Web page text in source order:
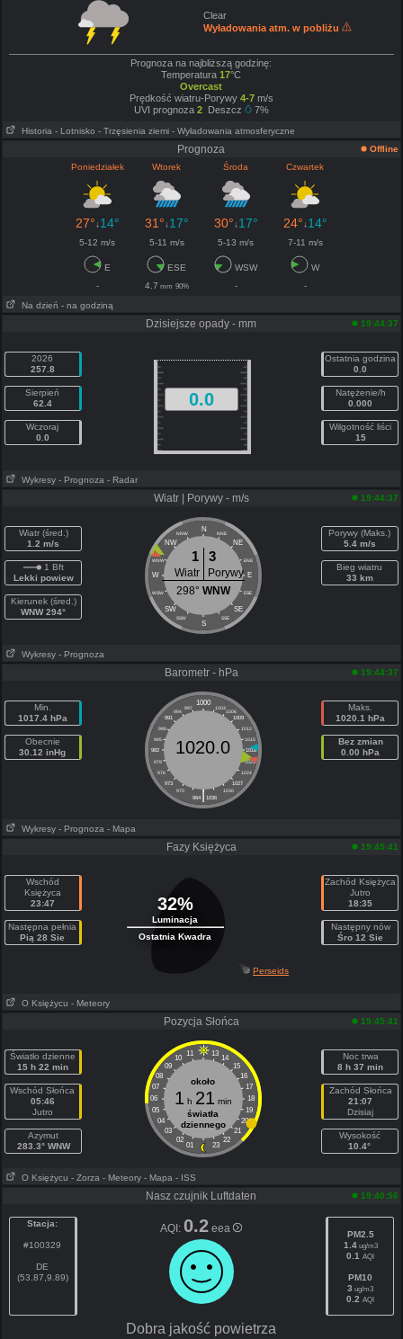
Clear
Wyładowania atm. w pobliżu
Prognoza na najbliższą godzinę:
Temperatura17°C
Overcast
Prędkość wiatru-Porywy 4-7m/s
UVI prognoza 2Deszcz 7%
Historia - Lotnisko - Trzęsienia ziemi - Wyładowania atmosferyczne
Prognoza
Offline
Poniedziałek
Wtorek Środa Czwartek
27°↓14° 31°↓17° 30°↓17° 24°↓14°
5-12 m/s 5-11 m/s 5-13 m/s 7-11 m/s
E ESE WSW
W
-
4.7 mm 90% -
-
Na dzień - na godziną
Dzisiejsze opady - mm 19:44:37
2026
257.8
Sierpień
62.4
Wczoraj
0.0
0.0
Ostatnia godzina
0.0
Natężenie/h
0.000
Wilgotność liści
15
Wykresy - Prognoza - Radar
Wiatr | Porywy - m/s 19:44:37
Wiatr (śred.)
1.2 m/s
1 Bft
Lekki powiew
Kierunek (śred.)
WNW 294°
N
NNW NNE
NW NE
WNW ENE
W E
WSW ESE
SW SE
SSW SSE
S
1 3
Wiatr
Porywy
298° WNW
Porywy (Maks.)
5.4 m/s
Bieg wiatru
33 km
Wykresy - Prognoza
Barometr - hPa 19:44:37
Min.
1017.4 hPa
Obecnie
30.12 inHg
1000
997 1003
994
1006
991
1009
988
1012
985
1015
982
1018
979
1021
976
1024
973
1027
970
1030
|
964 1036
1020.0
Maks.
1020.1 hPa
Bez zmian
0.00 hPa
Wykresy - Prognoza - Mapa
Fazy Księżyca 19:45:41
Wschód
Księżyca
23:47
Następna pełnia
Pią 28 Sie
32%
Luminacja
Ostatnia Kwadra
Zachód Księżyca
Jutro
18:35
Następny nów
Śro 12 Sie
Perseids
O Księżycu - Meteory
Pozycja Słońca 19:45:41
Światło dzienne
15 h 22 min
Wschód Słońca
05:46
Jutro
Azymut
283.3° WNW
11 13
10
14
09
15
08
16
07
17
06
18
05
19
04
20
03
21
02
22
01 23
około
1 h 21 min
światła
dziennego
Noc trwa
8 h 37 min
Zachód Słońca
21:07
Dzisiaj
Wysokość
10.4°
O Księżycu - Zorza - Meteory - Mapa - ISS
Nasz czujnik Luftdaten 19:40:56
Stacja:
#100329
DE
(53.87,9.89)
AQI:0.2 eea
PM2.5
1.4ug/m3
0.1 AQI
PM10
3 ug/m3
0.2 AQI
Dobra jakość powietrza